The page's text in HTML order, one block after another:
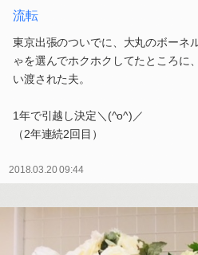
流転
東京出張のついでに、大丸のボーネ
ゃを選んでホクホクしてたところに
い渡された夫。
1年で引越し決定＼(^o^)／
（2年連続2回目）
2018.03.20 09:44